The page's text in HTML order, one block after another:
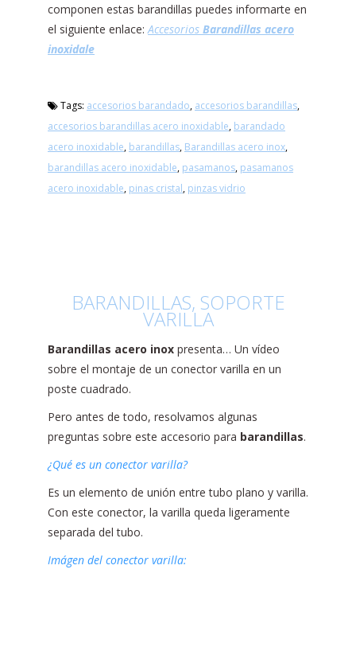
componen estas barandillas puedes informarte en
el siguiente enlace:Accesorios Barandillas acero
inoxidale
Tags: accesorios barandado, accesorios barandillas,
accesorios barandillas acero inoxidable, barandado
acero inoxidable, barandillas, Barandillas acero inox,
barandillas acero inoxidable, pasamanos, pasamanos
acero inoxidable, pinas cristal, pinzas vidrio
BARANDILLAS, SOPORTE
VARILLA
Barandillas acero inox presenta… Un vídeo
sobre el montaje de un conector varilla en un
poste cuadrado.
Pero antes de todo, resolvamos algunas
preguntas sobre este accesorio para barandillas.
¿Qué es un conector varilla?
Es un elemento de unión entre tubo plano y varilla.
Con este conector, la varilla queda ligeramente
separada del tubo.
Imágen del conector varilla: